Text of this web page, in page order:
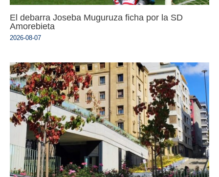
El debarra Joseba Muguruza ficha por la SD
Amorebieta
2026-08-07